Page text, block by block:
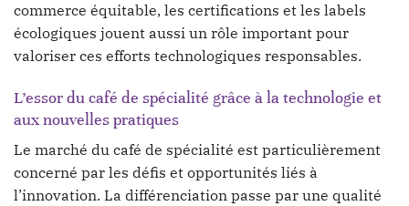
commerce équitable, les certifications et les labels
écologiques jouent aussi un rôle important pour
valoriser ces efforts technologiques responsables.
L’essor du café de spécialité grâce à la technologie et
aux nouvelles pratiques
Le marché du café de spécialité est particulièrement
concerné par les défis et opportunités liés à
l’innovation. La différenciation passe par une qualité